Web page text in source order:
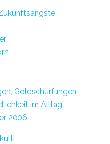
Goldschürfungen
im Alltag
2006